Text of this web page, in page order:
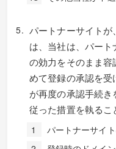
パートナーサイト
は、当社は、パー
の効力をそのまま
めて登録の承認を
が再度の承認手続
従った措置を執るこ
パートナーサイ